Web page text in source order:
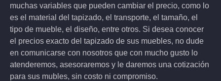
muchas variables que pueden cambiar el precio, como lo
es el material del tapizado, el transporte, el tamaño, el
tipo de mueble, el diseño, entre otros. Si desea conocer
el precios exacto del tapizado de sus muebles, no dude
en comunicarse con nosotros que con mucho gusto lo
atenderemos, asesoraremos y le daremos una cotización
para sus mubles, sin costo ni compromiso.